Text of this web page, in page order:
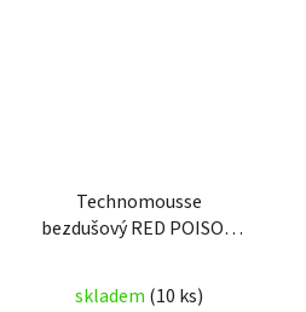
Technomousse
bezdušový RED POISON
Athena
skladem (10 ks)